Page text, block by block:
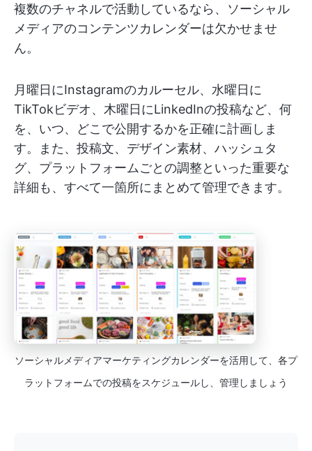
複数のチャネルで活動しているなら、ソーシャル
メディアのコンテンツカレンダーは欠かせませ
ん。
月曜日にInstagramのカルーセル、水曜日に
TikTokビデオ、木曜日にLinkedInの投稿など、何
を、いつ、どこで公開するかを正確に計画しま
す。また、投稿文、デザイン素材、ハッシュタ
グ、プラットフォームごとの調整といった重要な
詳細も、すべて一箇所にまとめて管理できます。
ソーシャルメディアマーケティングカレンダーを活用して、各プ
ラットフォームでの投稿をスケジュールし、管理しましょう